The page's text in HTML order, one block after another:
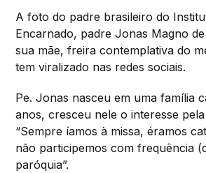
A foto do padre brasileiro do
Encarnado, padre Jonas Magno
sua mãe, freira contemplativa do
tem viralizado nas redes sociais.
Pe. Jonas nasceu em uma família
anos, cresceu nele o interesse
“Sempre íamos à missa, éramos
não participemos com frequência
paróquia”.